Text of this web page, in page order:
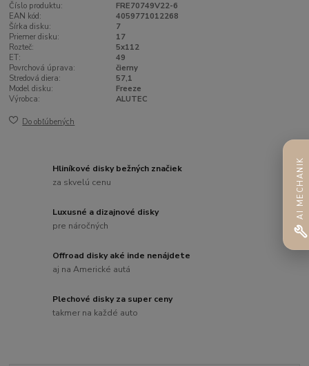
Číslo produktu:
FRE70749V22-6
EAN kód:
4059771012268
Šírka disku:
7
Priemer disku:
17
Rozteč:
5x112
ET:
49
Povrchová úprava:
čierny
Stredová diera:
57,1
Model disku:
Freeze
Výrobca:
ALUTEC
Do obľúbených
Hliníkové disky bežných značiek
za skvelú cenu
Luxusné a dizajnové disky
pre náročných
Offroad disky aké inde nenájdete
aj na Americké autá
Plechové disky za super ceny
takmer na každé auto
AI MECHANIK